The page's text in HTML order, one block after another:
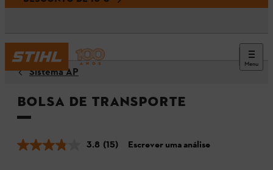
Menu
Sistema AP
Bolsa de transporte
3.8 (15) Escrever uma análise